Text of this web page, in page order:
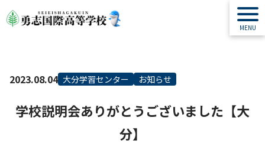
2023.08.04 大分学習センター お知らせ
学校説明会ありがとうございました【大
分】